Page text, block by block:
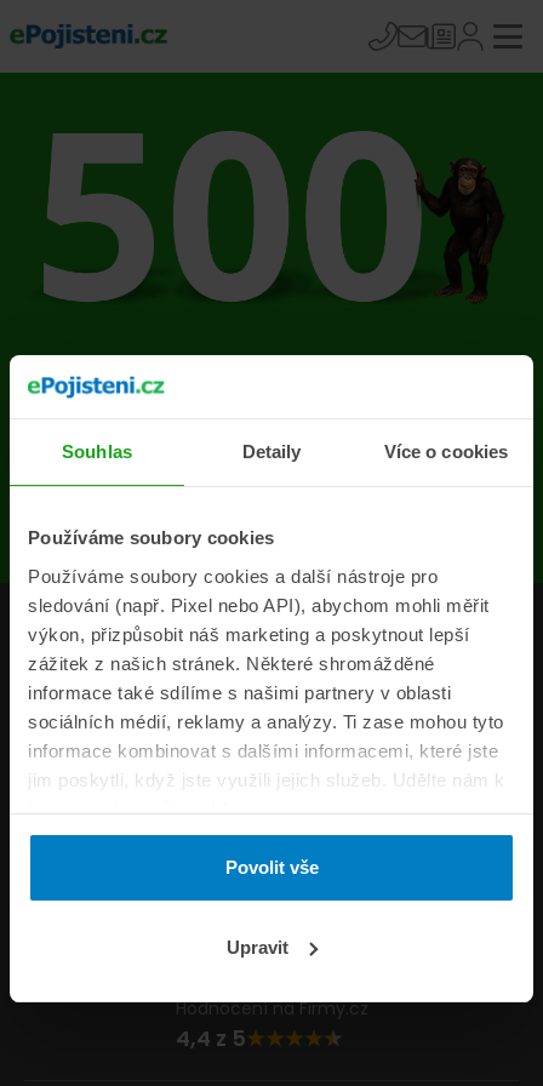
Souhlas Detaily Více o cookies
Používáme soubory cookies
Používáme soubory cookies a další nástroje pro
sledování (např. Pixel nebo API), abychom mohli měřit
výkon, přizpůsobit náš marketing a poskytnout lepší
zážitek z našich stránek. Některé shromážděné
informace také sdílíme s našimi partnery v oblasti
sociálních médií, reklamy a analýzy. Ti zase mohou tyto
informace kombinovat s dalšími informacemi, které jste
jim poskytli, když jste využili jejich služeb. Udělte nám k
tomu prosím svůj souhlas.
Povolit vše
Upravit
Na stránce se vyskytla
chyba
Produkty
Pojišťovny
Informace
ePojisteni.cz
Formuláře
Napište nám
Hodnocení na Firmy.cz
4,4 z 5